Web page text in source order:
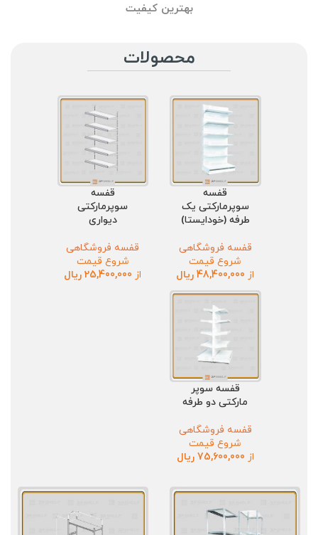
بهترین کیفیت
محصولات
قفسه
سوپرمارکتی یک
طرفه (خودایستا)
قفسه فروشگاهی
شروع قیمت
از 48,400,000 ریال
قفسه
سوپرمارکتی
دیواری
قفسه فروشگاهی
شروع قیمت
از 25,400,000 ریال
قفسه سوپر
مارکتی دو طرفه
قفسه فروشگاهی
شروع قیمت
از 75,600,000 ریال